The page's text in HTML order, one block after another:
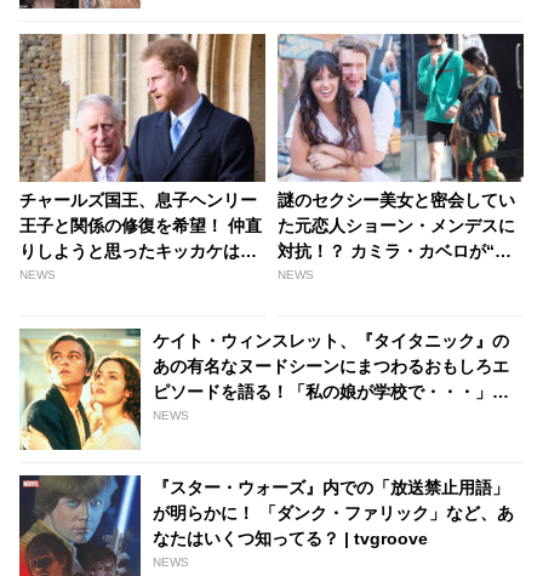
チャールズ国王、息子ヘンリー
王子と関係の修復を希望！ 仲直
りしようと思ったキッカケは、
あの儀式・・？ - tvgroove
NEWS
謎のセクシー美女と密会してい
た元恋人ショーン・メンデスに
対抗！？ カミラ・カベロが“白
馬の王子様”と再会［写真あり］
NEWS
ケイト・ウィンスレット、『タイタニック』の
あの有名なヌードシーンにまつわるおもしろエ
ピソードを語る！「私の娘が学校で・・・」
［動画あり］ - tvgroove
NEWS
『スター・ウォーズ』内での「放送禁止用語」
が明らかに！ 「ダンク・ファリック」など、あ
なたはいくつ知ってる？ | tvgroove
NEWS